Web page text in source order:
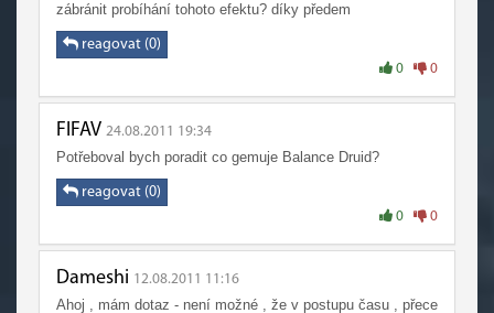
zábránit probíhání tohoto efektu? díky předem
reagovat (0)
0 0
FIFAV 24.08.2011 19:34
Potřeboval bych poradit co gemuje Balance Druid?
reagovat (0)
0 0
Dameshi 12.08.2011 11:16
Ahoj , mám dotaz - není možné , že v postupu času , přece